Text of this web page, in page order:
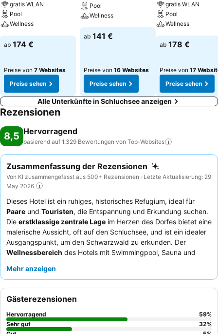
gratis WLAN
Pool
Wellness
ab 174 €
Preise von 7 Websites
Preise sehen
Pool
Wellness
ab 141 €
Preise von 16 Websites
Preise sehen
gratis WLAN
Pool
Wellness
ab 178 €
Preise von 17
Preise sehen
Alle Unterkünfte in Schluchsee anzeigen
Rezensionen
8,5 Hervorragend
basierend auf 1.329 Bewertungen von Top-Websites
Zusammenfassung der Rezensionen
Von KI zusammengefasst aus 500+ Rezensionen · Letzte Aktualisierung: 29
May 2026
Dieses Hotel ist ein ruhiges, historisches Refugium, ideal für
Paare und Touristen, die Entspannung und Erkundung suchen.
Die erstklassige zentrale Lage im Herzen des Dorfes bietet eine
malerische Aussicht, oft auf den Schluchsee, und ist ein idealer
Ausgangspunkt, um den Schwarzwald zu erkunden. Der
Wellnessbereich des Hotels mit Swimmingpool, Sauna und
stets das außergewöhnlich
frisches Obst, Räucherlachs und Sekt umfasst. Für das beste
Erlebnis wählen Sie Zimmer mit
atemberaubende Umgebung voll zu genießen.
Mehr anzeigen
Gästerezensionen
Hervorragend 59%
Sehr gut
32%